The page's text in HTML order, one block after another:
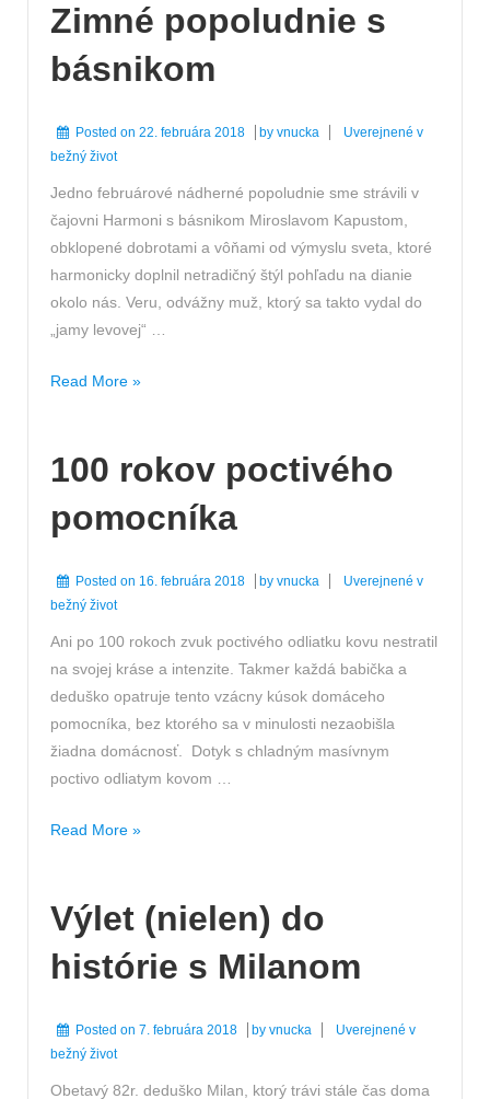
Zimné popoludnie s
básnikom
Posted on 22. februára 2018 by vnucka
Uverejnené v
bežný život
Jedno februárové nádherné popoludnie sme strávili v
čajovni Harmoni s básnikom Miroslavom Kapustom,
obklopené dobrotami a vôňami od výmyslu sveta, ktoré
harmonicky doplnil netradičný štýl pohľadu na dianie
okolo nás. Veru, odvážny muž, ktorý sa takto vydal do
„jamy levovej“ …
Zimné
básnikom
Read More »
100 rokov poctivého
pomocníka
Posted on 16. februára 2018 by vnucka
Uverejnené v
bežný život
Ani po 100 rokoch zvuk poctivého odliatku kovu nestratil
na svojej kráse a intenzite. Takmer každá babička a
deduško opatruje tento vzácny kúsok domáceho
pomocníka, bez ktorého sa v minulosti nezaobišla
žiadna domácnosť. Dotyk s chladným masívnym
poctivo odliatym kovom …
100
pomocníka
Read More »
Výlet (nielen) do
histórie s Milanom
Posted on 7. februára 2018 by vnucka
Uverejnené v
bežný život
Obetavý 82r. deduško Milan, ktorý trávi stále čas doma